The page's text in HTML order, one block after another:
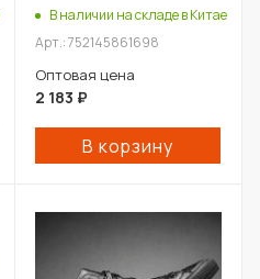
В наличии на складе в Китае
Арт.: 752145861698
Оптовая цена
2 183 ₽
В корзину